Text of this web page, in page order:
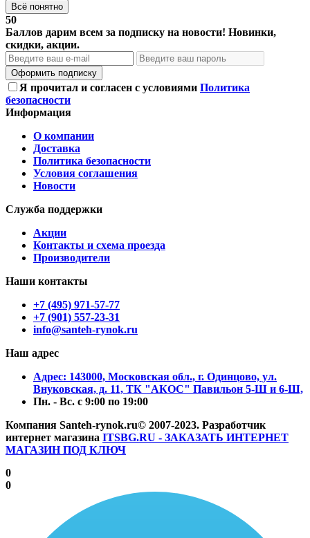
Всё понятно
50
Баллов дарим всем за подписку на новости! Новинки,
скидки, акции.
Оформить подписку
Я прочитал и согласен с условиями Политика
безопасности
Информация
О компании
Доставка
Политика безопасности
Условия соглашения
Новости
Служба поддержки
Акции
Контакты и схема проезда
Производители
Наши контакты
+7 (495) 971-57-77
+7 (901) 557-23-31
info@santeh-rynok.ru
Наш адрес
Aдрес: 143000, Московская обл., г. Одинцово, ул.
Внуковская, д. 11, ТК "АКОС" Павильон 5-Ш и 6-Ш,
Пн. - Вс. с 9:00 по 19:00
Компания Santeh-rynok.ru© 2007-2023. Разработчик
интернет магазина ITSBG.RU - ЗАКАЗАТЬ ИНТЕРНЕТ
МАГАЗИН ПОД КЛЮЧ
0
0